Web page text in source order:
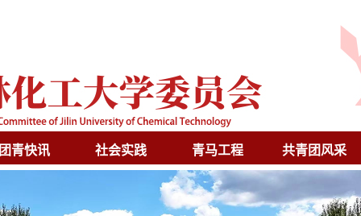
团青快讯 社会实践 青马工程 共青团风采